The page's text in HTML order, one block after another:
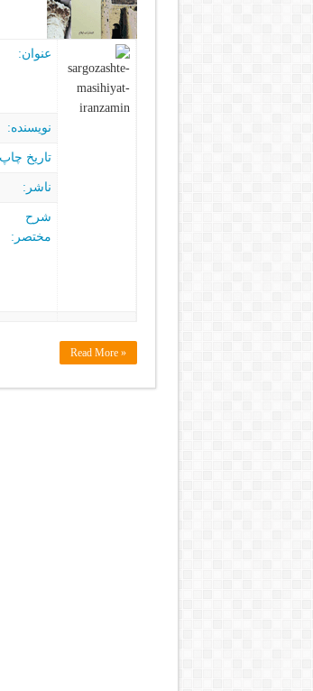
عنوان:
نویسنده:
تاریخ
ناشر:
شرح
مختصر:
Read More »